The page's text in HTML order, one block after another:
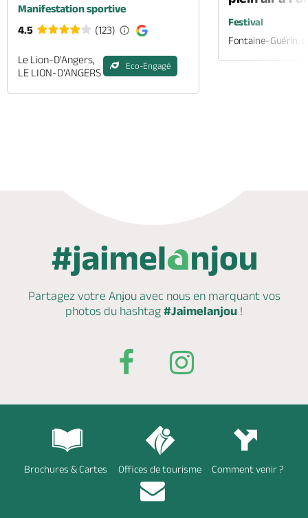
Manifestation sportive
4.5
(123)
Le Lion-D'Angers,
LE LION-D'ANGERS
Eco-Engagé
Festival
Fontaine-Guérin,
Partagez votre Anjou avec nous en marquantvos
photos du hashtag #Jaimelanjou !
Brochures & Cartes Offices de tourisme Comment venir ?